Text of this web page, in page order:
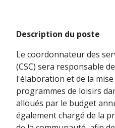
Description du poste
Le coordonnateur des
(CSC) sera responsable
l'élaboration et de la
programmes de loisirs
alloués par le budget
également chargé de la